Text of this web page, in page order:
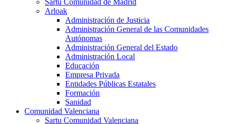
Sartu Comunidad de Madrid
Arloak
Administración de Justicia
Administración General de las Comunidades
Autónomas
Administración General del Estado
Administración Local
Educación
Empresa Privada
Entidades Públicas Estatales
Formación
Sanidad
Comunidad Valenciana
Sartu Comunidad Valenciana